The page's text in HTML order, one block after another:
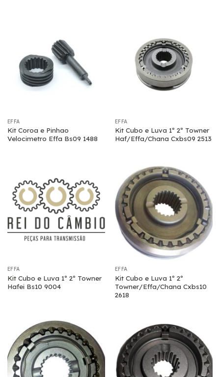
EFFA
Kit Coroa e Pinhao
Velocimetro Effa Bs09 1488
EFFA
Kit Cubo e Luva 1º 2º Towner
Haf/Effa/Chana Cxbs09 2513
EFFA
Kit Cubo e Luva 1º 2º Towner
Hafei Bs10 9004
EFFA
Kit Cubo e Luva 1º 2º
Towner/Effa/Chana Cxbs10
2618